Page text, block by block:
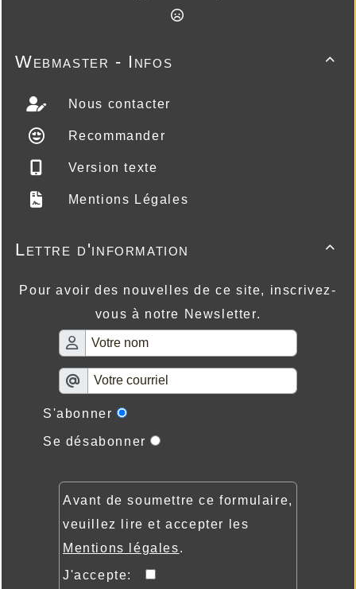

Webmaster - Infos
Nous contacter
Recommander
Version texte
Mentions Légales

Lettre d'information
Pour avoir des nouvelles de ce site, inscrivez-
vous à notre Newsletter.
S'abonner
Se désabonner
Avant de soumettre ce formulaire,
veuillez lire et accepter les
Mentions légales.
J'accepte: